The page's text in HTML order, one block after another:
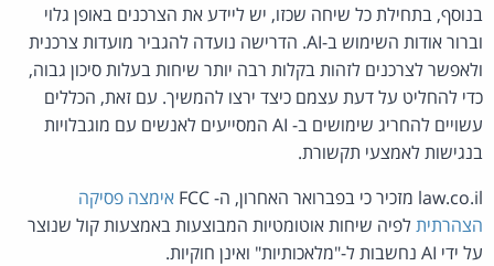
בנוסף, בתחילת כל שיחה שכזו, יש ליידע את הצרכנים באופן גלוי
וברור אודות השימוש ב-AI. הדרישה נועדה להגביר מועדות צרכנית
ולאפשר לצרכנים לזהות בקלות רבה יותר שיחות בעלות סיכון גבוה,
כדי להחליט על דעת עצמם כיצד ירצו להמשיך. עם זאת, הכללים
עשויים להחריג שימושים ב- AI המסייעים לאנשים עם מוגבלויות
בנגישות לאמצעי תקשורת.
law.co.il מזכיר כי בפברואר האחרון, ה- FCC
אימצה פסיקה
הצהרתיתלפיה שיחות אוטומטיות המבוצעות באמצעות קול שנוצר
על ידי AI נחשבות ל-"מלאכותיות" ואינן חוקיות.